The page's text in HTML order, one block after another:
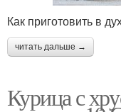
Как приготовить в
читать дальше →
Курица с